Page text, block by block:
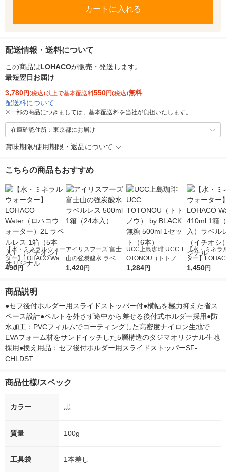
カートに入れる
配送情報・送料について
この商品はLOHACOが販売・発送します。
最短翌日お届け
3,780円(税込)以上で基本配送料550円(税込)無料
配送料について
※一部の商品につきましては、基本配送料を当社が負担いたします。
在庫確認住所：東京都にお届け
賞味期限/使用期限・返品について
こちらの商品もおすすめ
【水・ミネラルウォー
ター】LOHACO Wate
r（ロハコウォータ
シ） オリジナル
490円
アイリスフーズ 富士
山の強炭酸水 ラベル
レス 500ml 1箱（24
1,420円
UCC上島珈琲 UCC T
OTONOU（トトノ
ウ） by BLACK無糖 5
1,284円
【水・ミネラ
ター】
r 410ml 1箱（
1,450円
商品説明
●セフ後付ホルダー用スライドストッパー付●横幅を極力抑えた省ス
ペース設計●ベルトを外さず途中から差せる後付式ホルダー採用●防
水加工：PVCフィルムでコーティングした高密度ナイロン生地で
EVAフォーム材をサンドイッチした5層構造のタジマオリジナル生地
採用●換え用品：セフ後付ホルダー用スライドストッパーSF-
CHLDST
商品仕様/スペック
カラー 黒
質量 100g
工具袋 1本差し